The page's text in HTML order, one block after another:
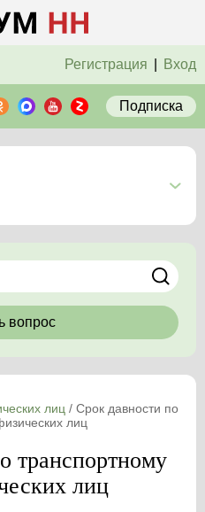
Регистрация Вход
Подписка
вопрос
лиц / Срок давности по
лиц
транспортному
лиц